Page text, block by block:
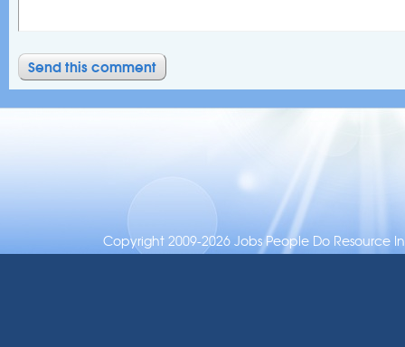
Copyright 2009-2026 Jobs People Do Resource